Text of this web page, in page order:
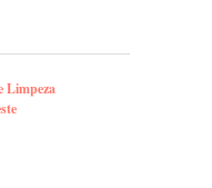
Limpeza